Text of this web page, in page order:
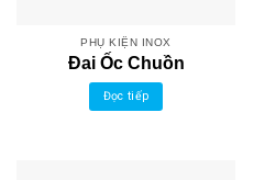
PHỤ KIỆN INOX
Đai Ốc Chuồn
Đọc tiếp